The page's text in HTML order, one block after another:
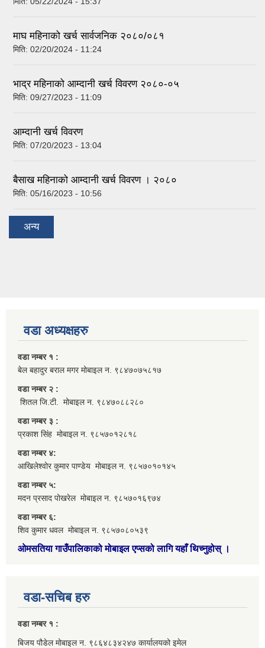
माघ महिनाको खर्च सार्वजनिक २०८०/०८१
मिति: 02/20/2024 - 11:24
भाद्र महिनाको आम्दानी खर्च विवरण २०८०-०५
मिति: 09/27/2023 - 11:09
आम्दानी खर्च विवरण
मिति: 07/20/2023 - 13:04
बैसाख महिनाको आम्दानी खर्च विवरण । २०८०
मिति: 05/16/2023 - 10:56
अन्य
वडा अध्यक्षहरु
वडा नम्बर १ :
बेल बहादुर बराल मगर मोबाइल न. ९८४७०७५८१७
वडा नम्बर २ :
शितल जि.टी. मोबाइल न. ९८४७०८८२८०
वडा नम्बर ३ :
प्रकाश सिंह मोबाइल न. ९८५७०१२८१८
वडा नम्बर ४:
आखिलेश्वोर कुमार पाण्डेय मोबाइल न. ९८५७०१०१४५
वडा नम्बर ५:
मदन प्रसाद पोखरेल मोबाइल न. ९८५७०१६९७४
वडा नम्बर ६:
शिव कुमार धवल मोबाइल न. ९८५७०८०५३९
ओमसतिया गाउँपालिकाको मोबाइल एप्सको लागि यहाँ थिच्नुहोस् ।
वडा-सचिब हरु
वडा नम्बर १ :
बिजय पौडेल मोबाइल न. ९८६४८३४२४७ कार्यालयको इमेल